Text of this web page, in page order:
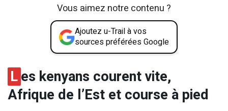
Vous aimez notre contenu ?
Ajoutez u-Trail à vos
sources préférées Google
Les kenyans courent vite,
Afrique de l’Est et course à pied